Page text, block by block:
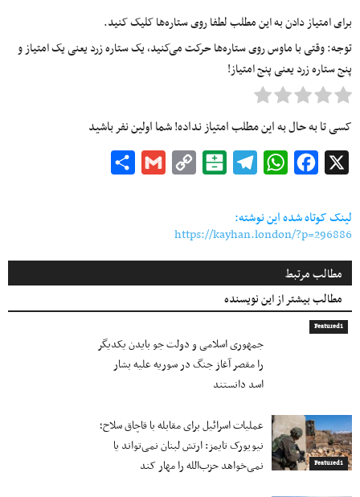
برای امتیاز دادن به این مطلب لطفا روی ستاره‌ها کلیک کنید.
توجه: وقتی با ماوس روی ستاره‌ها حرکت می‌کنید، یک ستاره زرد یعنی یک امتیاز و
پنج ستاره زرد یعنی پنج امتیاز!
کسی تا به حال به این مطلب امتیاز نداده! شما اولین نفر باشید
Facebook
WhatsApp
Telegram
Balatarin
Copy
Gmail
لینک کوتاه شده این نوشته:
https://kayhan.london/?p=296886
مطالب مرتبط
مطالب بیشتر از این نویسنده
Featured1
جمهوری اسلامی و دولت جو بایدن یکدیگر
را مقصر آغاز جنگ در سوریه علیه بشار
اسد دانستند
Featured1
عملیات اسرائیل برای مقابله با قاچاق سلاح؛
نیویورک تایمز: ارتش لبنان نمی‌تواند یا
نمی‌خواهد حزب‌الله را مهار کند